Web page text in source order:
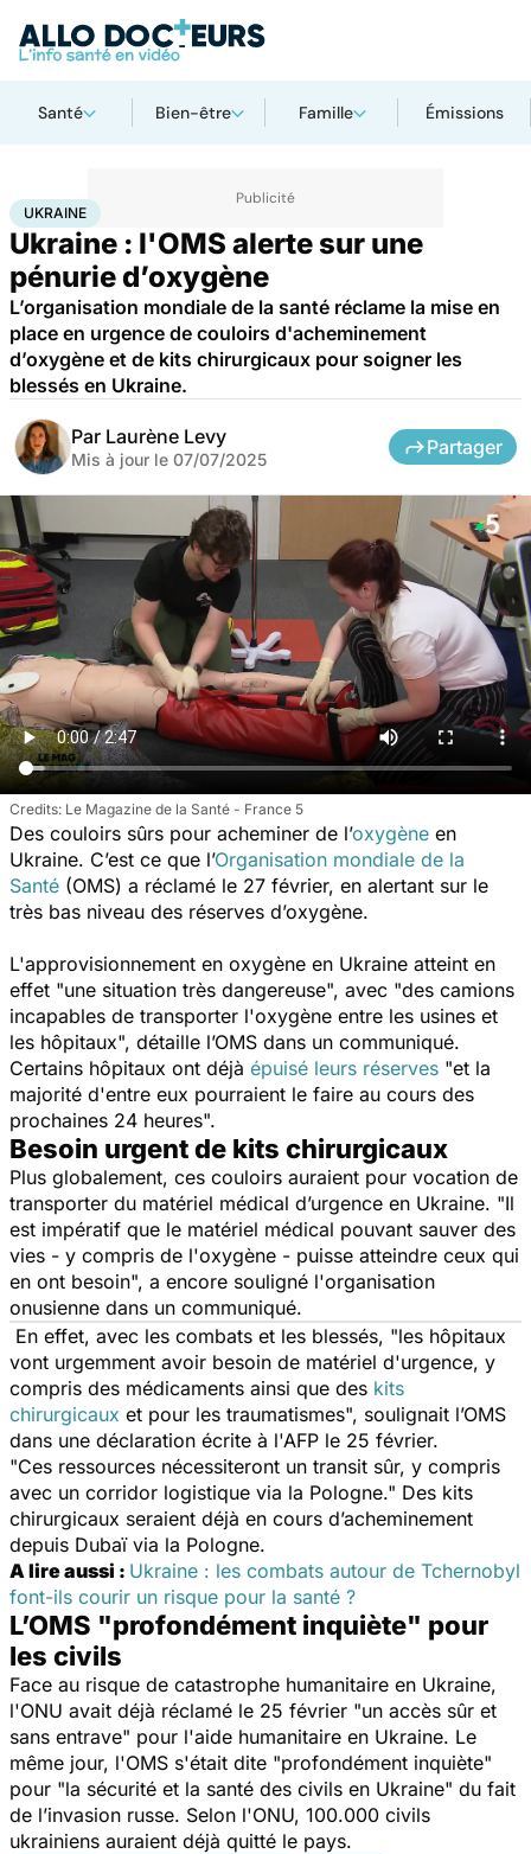
Santé Bien-être Famille Émissions
AccueilSanté
UKRAINE
Ukraine : l'OMS alerte sur une
pénurie d’oxygène
L’organisation mondiale de la santé réclame la mise en
place en urgence de couloirs d'acheminement
d’oxygène et de kits chirurgicaux pour soigner les
blessés en Ukraine.
Par Laurène Levy
Mis à jour le 07/07/2025
Partager
Le Magazine de la Santé - France 5
Des couloirs sûrs pour acheminer de l’oxygène en
Ukraine. C’est ce que l’Organisation mondiale de la
Santé (OMS) a réclamé le 27 février, en alertant sur le
très bas niveau des réserves d’oxygène.
L'approvisionnement en oxygène en Ukraine atteint en
effet "une situation très dangereuse", avec "des camions
incapables de transporter l'oxygène entre les usines et
les hôpitaux", détaille l’OMS dans un communiqué.
Certains hôpitaux ont déjà épuisé leurs réserves "et la
majorité d'entre eux pourraient le faire au cours des
prochaines 24 heures".
Besoin urgent de kits chirurgicaux
Plus globalement, ces couloirs auraient pour vocation de
transporter du matériel médical d’urgence en Ukraine. "Il
est impératif que le matériel médical pouvant sauver des
vies - y compris de l'oxygène - puisse atteindre ceux qui
en ont besoin", a encore souligné l'organisation
onusienne dans un communiqué.
En effet, avec les combats et les blessés, "les hôpitaux
vont urgemment avoir besoin de matériel d'urgence, y
compris des médicaments ainsi que des kits
chirurgicaux et pour les traumatismes", soulignait l’OMS
dans une déclaration écrite à l'AFP le 25 février.
"Ces ressources nécessiteront un transit sûr, y compris
avec un corridor logistique via la Pologne." Des kits
chirurgicaux seraient déjà en cours d’acheminement
depuis Dubaï via la Pologne.
A lire aussi : Ukraine : les combats autour de Tchernobyl
font-ils courir un risque pour la santé ?
L’OMS "profondément inquiète" pour
les civils
Face au risque de catastrophe humanitaire en Ukraine,
l'ONU avait déjà réclamé le 25 février "un accès sûr et
sans entrave" pour l'aide humanitaire en Ukraine. Le
même jour, l'OMS s'était dite "profondément inquiète"
pour "la sécurité et la santé des civils en Ukraine" du fait
de l’invasion russe. Selon l'ONU, 100.000 civils
ukrainiens auraient déjà quitté le pays.